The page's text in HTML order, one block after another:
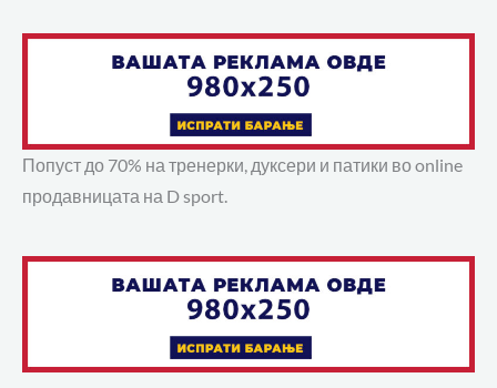
Попуст до 70% на тренерки, дуксери и патики во online
продавницата на D sport.